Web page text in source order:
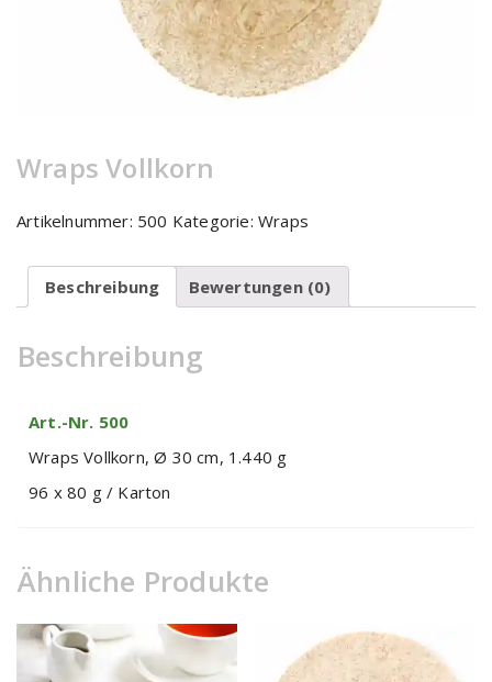
Wraps Vollkorn
Artikelnummer: 500 Kategorie:Wraps
Beschreibung Bewertungen (0)
Beschreibung
Art.-Nr. 500
Wraps Vollkorn, Ø 30 cm, 1.440 g
96 x 80 g / Karton
Ähnliche Produkte